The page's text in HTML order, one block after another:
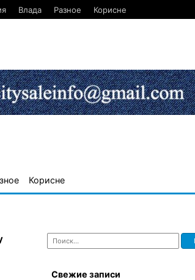
Влада Разное Корисне
Корисне
Найти:
Свежие записи